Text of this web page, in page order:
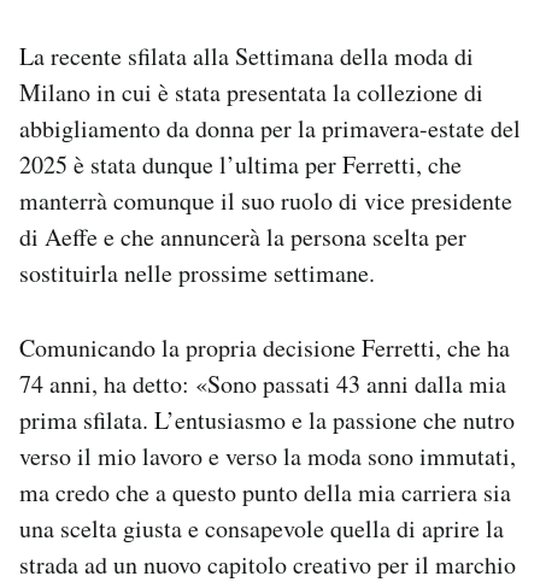
Hai bisogno di aiuto?
Esci
La recente sfilata alla Settimana della moda di
Milano in cui è stata presentata la collezione di
abbigliamento da donna per la primavera-estate del
2025 è stata dunque l’ultima per Ferretti, che
manterrà comunque il suo ruolo di vice presidente
di Aeffe e che annuncerà la persona scelta per
sostituirla nelle prossime settimane.
Comunicando la propria decisione Ferretti, che ha
74 anni, ha detto: «Sono passati 43 anni dalla mia
prima sfilata. L’entusiasmo e la passione che nutro
verso il mio lavoro e verso la moda sono immutati,
ma credo che a questo punto della mia carriera sia
una scelta giusta e consapevole quella di aprire la
strada ad un nuovo capitolo creativo per il marchio